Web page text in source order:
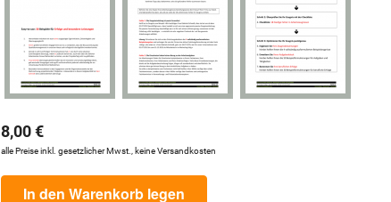
8,00 €
alle Preise inkl. gesetzlicher Mwst., keine Versandkosten
In den Warenkorb legen